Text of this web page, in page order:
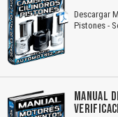
Descargar
Pistones -
MANUAL